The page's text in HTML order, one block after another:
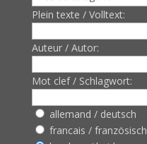
Plein texte / Volltext:
Auteur / Autor:
Mot clef / Schlagwort:
allemand / deutsch
francais / französisch